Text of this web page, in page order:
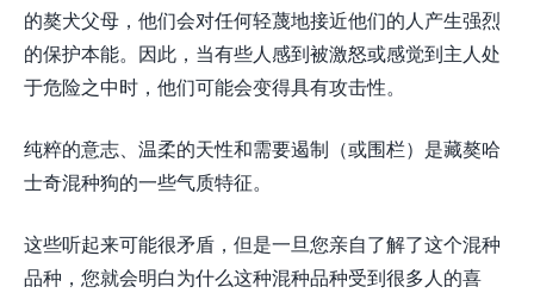
的獒犬父母，他们会对任何轻蔑地接近他们的人产生强烈
的保护本能。因此，当有些人感到被激怒或感觉到主人处
于危险之中时，他们可能会变得具有攻击性。
纯粹的意志、温柔的天性和需要遏制（或围栏）是藏獒哈
士奇混种狗的一些气质特征。
这些听起来可能很矛盾，但是一旦您亲自了解了这个混种
品种，您就会明白为什么这种混种品种受到很多人的喜